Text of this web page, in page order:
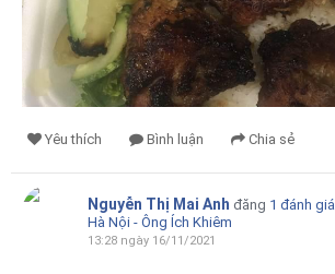
Yêu thích Bình luận Chia sẻ
Nguyễn Thị Mai Anh đăng 1 đánh giá
Hà Nội - Ông Ích Khiêm
13:28 ngày 16/11/2021